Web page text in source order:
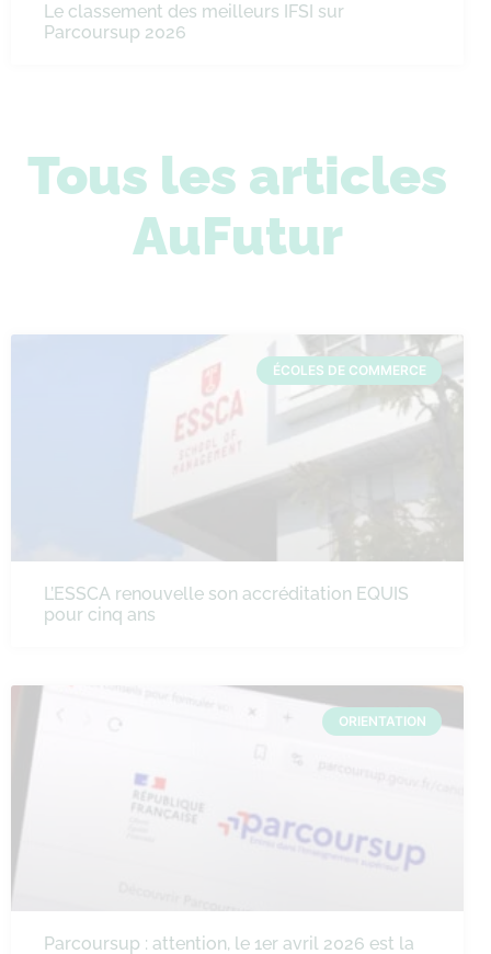
Le classement des meilleurs IFSI sur
Parcoursup 2026
Tous les articles
AuFutur
ÉCOLES DE COMMERCE
L’ESSCA renouvelle son accréditation EQUIS
pour cinq ans
ORIENTATION
Parcoursup : attention, le 1er avril 2026 est la